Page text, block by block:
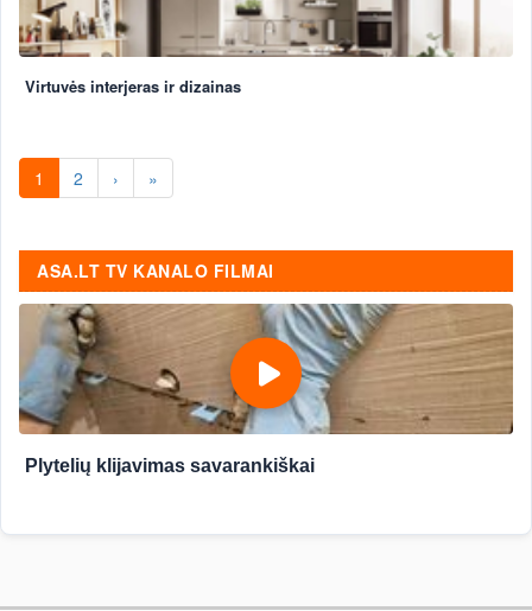
Virtuvės interjeras ir dizainas
1 2 › »
ASA.LT TV KANALO FILMAI
Plytelių klijavimas savarankiškai